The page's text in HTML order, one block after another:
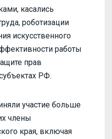
касались
роботизации
искусственного
работы
прав
РФ.
участие больше
члены
края, включая